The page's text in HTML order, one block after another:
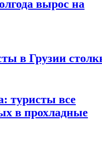
вырос на
в Грузии
туристы все
в прохладные